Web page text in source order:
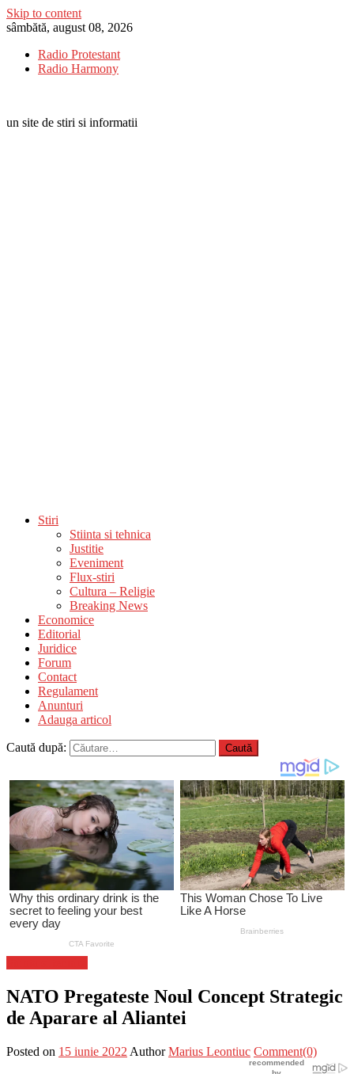
Skip to content
sâmbătă, august 08, 2026
Radio Protestant
Radio Harmony
un site de stiri si informatii
Stiri
Stiinta si tehnica
Justitie
Eveniment
Flux-stiri
Cultura – Religie
Breaking News
Economice
Editorial
Juridice
Forum
Contact
Regulament
Anunturi
Adauga articol
Caută după:
NATO Pregateste Noul Concept Strategic
de Aparare al Aliantei
Posted on 15 iunie 2022 Author Marius Leontiuc Comment(0)